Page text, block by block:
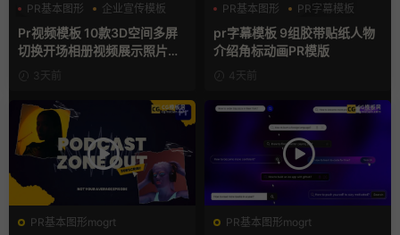
PR基本图形
企业宣传模板
幻灯片
Pr视频模板 10款3D空间多屏
切换开场相册视频展示照片墙
pr模板
3天前
PR基本图形
PR字幕模板
人物介绍
pr字幕模板 9组胶带贴纸人物
介绍角标动画PR模版
4天前
PR基本图形mogrt
PR基本图形mogrt